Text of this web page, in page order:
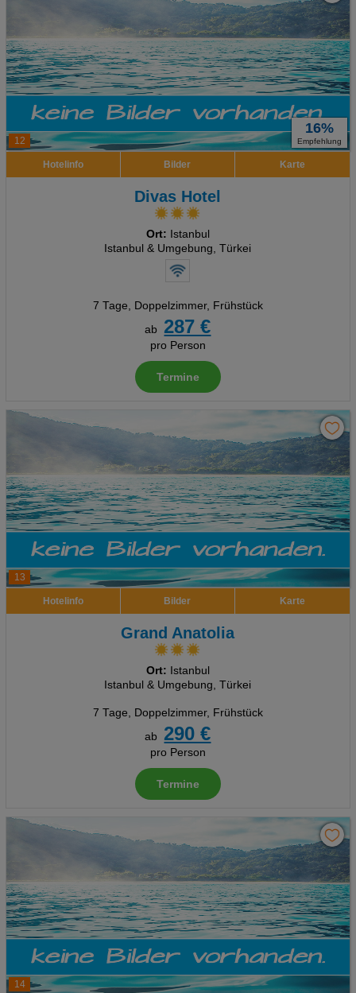
12
16%
Empfehlung
Hotelinfo Bilder Karte
Divas Hotel
Ort: Istanbul
Istanbul & Umgebung, Türkei
7 Tage, Doppelzimmer, Frühstück
ab
287 €
pro Person
Termine
13
Hotelinfo Bilder Karte
Grand Anatolia
Ort: Istanbul
Istanbul & Umgebung, Türkei
7 Tage, Doppelzimmer, Frühstück
ab
290 €
pro Person
Termine
14